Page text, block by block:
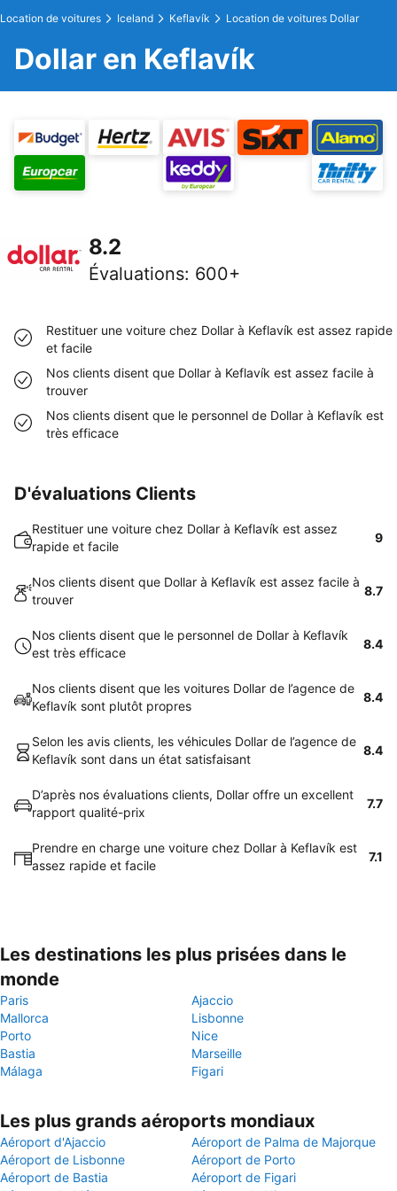
Location de voitures Iceland Keflavík Location de voitures Dollar
Dollar en Keflavík
8.2
Évaluations: 600+
Restituer une voiture chez Dollar à Keflavík est assez rapide
et facile
Nos clients disent que Dollar à Keflavík est assez facile à
trouver
Nos clients disent que le personnel de Dollar à Keflavík est
très efficace
D'évaluations Clients
Restituer une voiture chez Dollar à Keflavík est assez
rapide et facile
9
Nos clients disent que Dollar à Keflavík est assez facile à
trouver
8.7
Nos clients disent que le personnel de Dollar à Keflavík
est très efficace
8.4
Nos clients disent que les voitures Dollar de l’agence de
Keflavík sont plutôt propres
8.4
Selon les avis clients, les véhicules Dollar de l’agence de
Keflavík sont dans un état satisfaisant
8.4
D’après nos évaluations clients, Dollar offre un excellent
rapport qualité-prix
7.7
Prendre en charge une voiture chez Dollar à Keflavík est
assez rapide et facile
7.1
Les destinations les plus prisées dans le
monde
Paris
Ajaccio
Mallorca
Lisbonne
Porto
Nice
Bastia
Marseille
Málaga
Figari
Les plus grands aéroports mondiaux
Aéroport d'Ajaccio
Aéroport de Palma de Majorque
Aéroport de Lisbonne
Aéroport de Porto
Aéroport de Bastia
Aéroport de Figari